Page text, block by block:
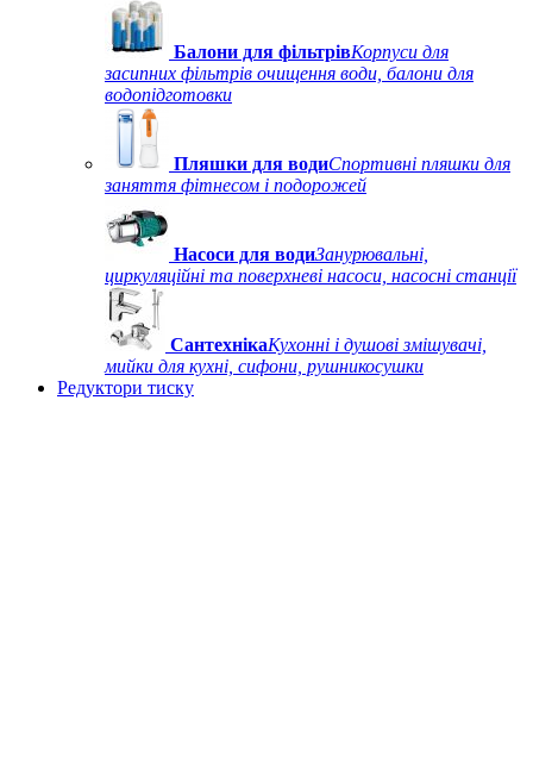
Балони для фільтрівКорпуси для
засипних фільтрів очищення води, балони для
водопідготовки
Пляшки для водиСпортивні пляшки для
заняття фітнесом і подорожей
Насоси для водиЗанурювальні,
циркуляційні та поверхневі насоси, насосні станції
СантехнікаКухонні і душові змішувачі,
мийки для кухні, сифони, рушникосушки
Редуктори тиску